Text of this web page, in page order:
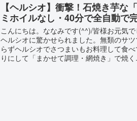
【ヘルシオ】衝撃！石焼き芋な
ミホイルなし・40分で全自動で
こんにちは。ななみです(^^)/皆様お元気
ヘルシオに驚かせられました。無類のサ
らずヘルシオでさつまいもお料理して食
りにして「まかせて調理・網焼き」で焼く